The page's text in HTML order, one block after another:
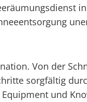
Von der
sorgfältig
und